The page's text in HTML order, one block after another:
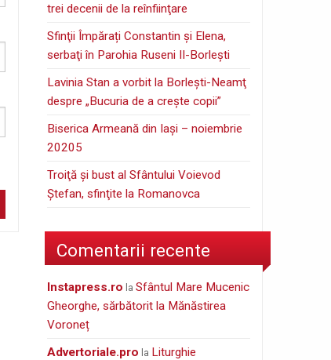
trei decenii de la reînfiinţare
Sfinţii Împărați Constantin și Elena,
serbaţi în Parohia Ruseni II-Borleşti
Lavinia Stan a vorbit la Borleşti-Neamţ
despre „Bucuria de a creşte copii”
Biserica Armeană din Iași – noiembrie
20205
Troiţă şi bust al Sfântului Voievod
Ştefan, sfinţite la Romanovca
Comentarii recente
instapress.ro laSfântul Mare Mucenic
Gheorghe, sărbătorit la Mănăstirea
Voroneț
Advertoriale.pro la Liturghie